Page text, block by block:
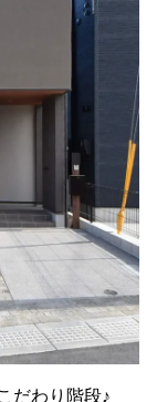
だわり階段♪